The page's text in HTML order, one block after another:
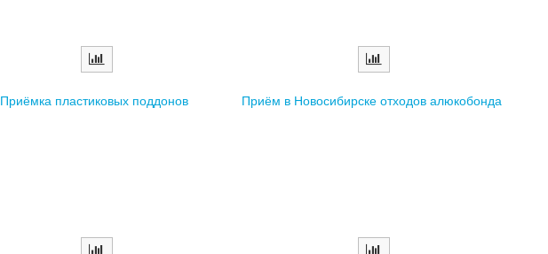
Приёмка пластиковых поддонов Приём в Новосибирске отходов алюкобонда